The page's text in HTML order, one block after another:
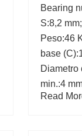
S0638
Bearing
S:8,2
Peso:46
base
Diametro
min.:4
Read